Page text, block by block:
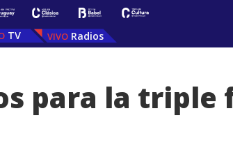
TV Radios
para la triple